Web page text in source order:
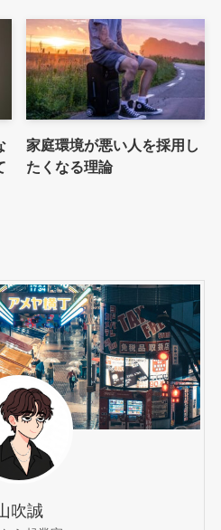
家庭環境が悪い人を採用し
たくなる理論
吹誠